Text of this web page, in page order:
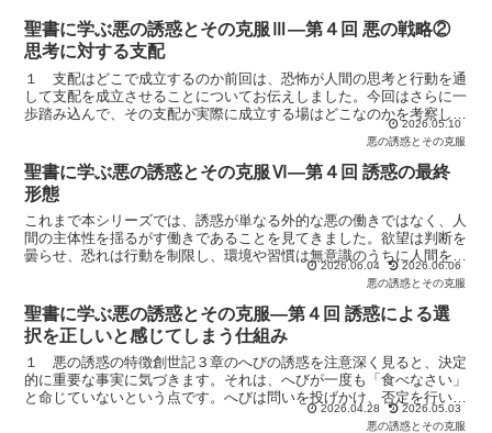
聖書に学ぶ悪の誘惑とその克服Ⅲ―第４回 悪の戦略②
思考に対する支配
１ 支配はどこで成立するのか前回は、恐怖が人間の思考と行動を通
して支配を成立させることについてお伝えしました。今回はさらに一
歩踏み込んで、その支配が実際に成立する場はどこなのかを考察して
みることにします。結論から言えば、それは外部の状況では...2026.05.10
悪の誘惑とその克服
聖書に学ぶ悪の誘惑とその克服Ⅵ―第４回 誘惑の最終
形態
これまで本シリーズでは、誘惑が単なる外的な悪の働きではなく、人
間の主体性を揺るがす働きであることを見てきました。欲望は判断を
曇らせ、恐れは行動を制限し、環境や習慣は無意識のうちに人間を支
配します。そして、そのような誘惑に打ち勝つためには、神...
2026.06.04
2026.06.06
悪の誘惑とその克服
聖書に学ぶ悪の誘惑とその克服―第４回 誘惑による選
択を正しいと感じてしまう仕組み
１ 悪の誘惑の特徴創世記３章のへびの誘惑を注意深く見ると、決定
的に重要な事実に気づきます。それは、へびが一度も「食べなさい」
と命じていないという点です。へびは問いを投げかけ、否定を行い、
魅力を提示しました。しかし最後まで命令はしていません。...
2026.04.28
2026.05.03
悪の誘惑とその克服